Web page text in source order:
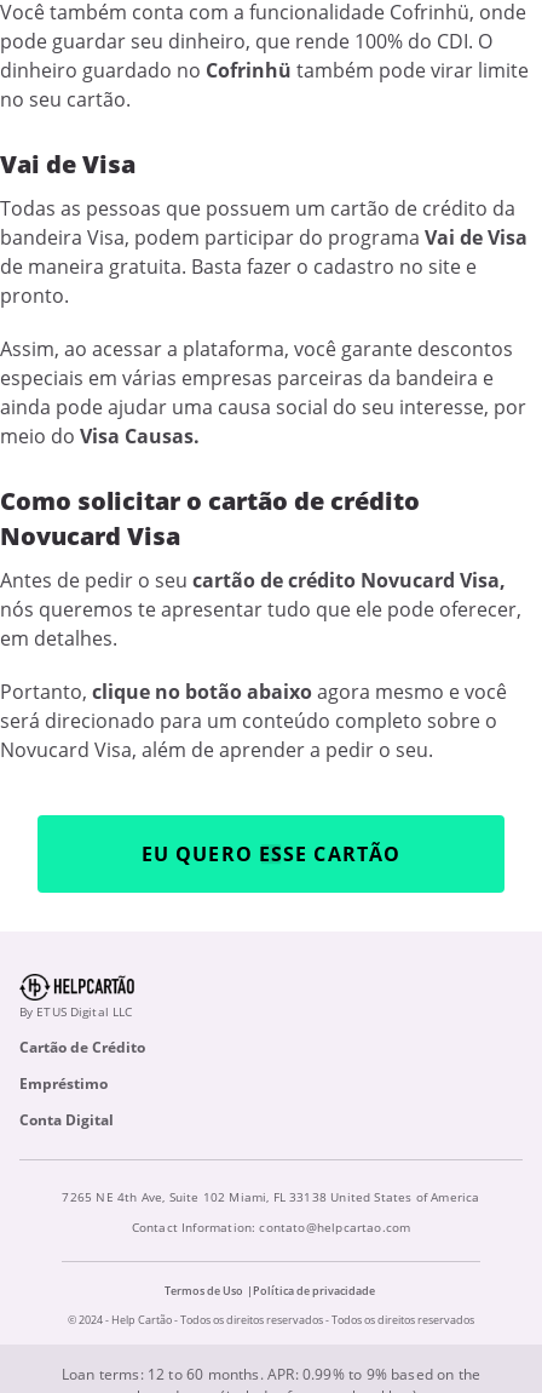
Você também conta com a funcionalidade Cofrinhü, onde
pode guardar seu dinheiro, que rende 100% do CDI. O
dinheiro guardado no Cofrinhü também pode virar limite
no seu cartão.
Vai de Visa
Todas as pessoas que possuem um cartão de crédito da
bandeira Visa, podem participar do programa Vai de Visa
de maneira gratuita. Basta fazer o cadastro no site e
pronto.
Assim, ao acessar a plataforma, você garante descontos
especiais em várias empresas parceiras da bandeira e
ainda pode ajudar uma causa social do seu interesse, por
meio do Visa Causas.
Como solicitar o cartão de crédito
Novucard Visa
Antes de pedir o seu cartão de crédito Novucard Visa,
nós queremos te apresentar tudo que ele pode oferecer,
em detalhes.
Portanto, clique no botão abaixoagora mesmo e você
será direcionado para um conteúdo completo sobre o
Novucard Visa, além de aprender a pedir o seu.
EU QUERO ESSE CARTÃO
By ETUS Digital LLC
Cartão de Crédito
Empréstimo
Conta Digital
7265 NE 4th Ave, Suite 102 Miami, FL 33138 United States of America
Contact Information:contato@helpcartao.com
Termos de Uso
Política de privacidade
© 2024 - Help Cartão - Todos os direitos reservados - Todos os direitos reservados
Loan terms: 12 to 60 months. APR: 0.99% to 9% based on the